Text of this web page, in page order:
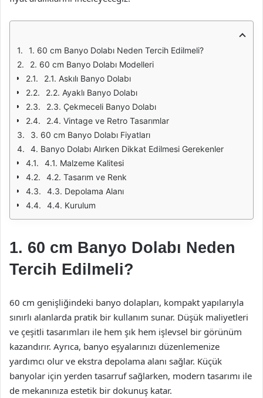
1. 60 cm Banyo Dolabı Neden Tercih Edilmeli?
2. 60 cm Banyo Dolabı Modelleri
2.1. Askılı Banyo Dolabı
2.2. Ayaklı Banyo Dolabı
2.3. Çekmeceli Banyo Dolabı
2.4. Vintage ve Retro Tasarımlar
3. 60 cm Banyo Dolabı Fiyatları
4. Banyo Dolabı Alırken Dikkat Edilmesi Gerekenler
4.1. Malzeme Kalitesi
4.2. Tasarım ve Renk
4.3. Depolama Alanı
4.4. Kurulum
1. 60 cm Banyo Dolabı Neden
Tercih Edilmeli?
60 cm genişliğindeki banyo dolapları, kompakt yapılarıyla
sınırlı alanlarda pratik bir kullanım sunar. Düşük maliyetleri
ve çeşitli tasarımları ile hem şık hem işlevsel bir görünüm
kazandırır. Ayrıca, banyo eşyalarınızı düzenlemenize
yardımcı olur ve ekstra depolama alanı sağlar. Küçük
banyolar için yerden tasarruf sağlarken, modern tasarımı ile
de mekanınıza estetik bir dokunuş katar.